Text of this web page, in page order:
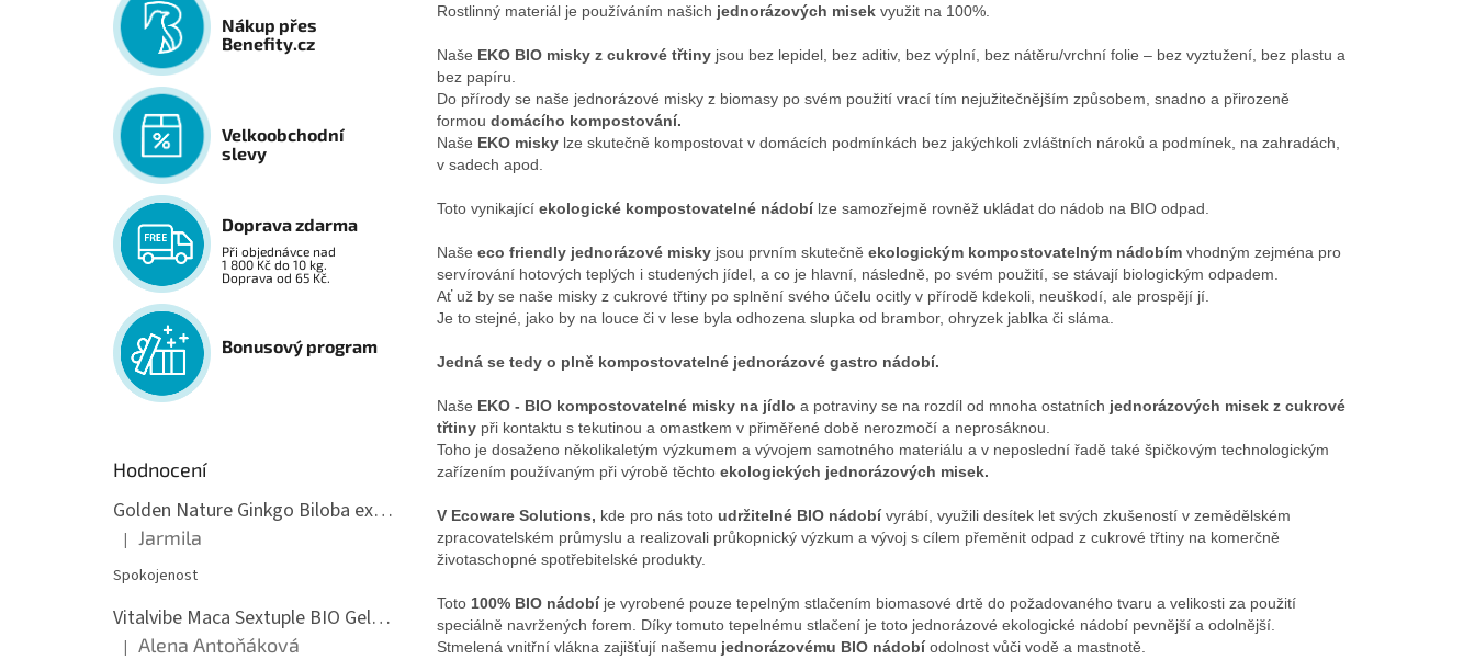
Nákup přes
Benefity.cz
Velkoobchodní
slevy
Doprava zdarma
Při objednávce nad
1 800 Kč do 10 kg.
Doprava od 65 Kč.
Bonusový program
Hodnocení
Golden Nature Ginkgo Biloba extrakt 50:1 60mg, 100 kapslí
Hodnocení produktu je 5 z 5 hvězdiček.
| Jarmila
Spokojenost
Vitalvibe Maca Sextuple BIO Gelatinized 3-Complex, 60 kapslí
Hodnocení produktu je 5 z 5 hvězdiček.
| Alena Antoňáková
Rostlinný materiál je používáním našich jednorázových misek využit na 100%.
Naše EKO BIO misky z cukrové třtiny jsou bez lepidel, bez aditiv, bez výplní, bez nátěru/vrchní folie – bez vyztužení, bez plastu a
bez papíru.
Do přírody se naše jednorázové misky z biomasy po svém použití vrací tím nejužitečnějším způsobem, snadno a přirozeně
formou domácího kompostování.
Naše EKO misky lze skutečně kompostovat v domácích podmínkách bez jakýchkoli zvláštních nároků a podmínek, na zahradách,
v sadech apod.
Toto vynikající ekologické kompostovatelné nádobílze samozřejmě rovněž ukládat do nádob na BIO odpad.
Naše eco friendly jednorázové misky jsou prvním skutečně ekologickým kompostovatelným nádobím vhodným zejména pro
servírování hotových teplých i studených jídel, a co je hlavní, následně, po svém použití, se stávají biologickým odpadem.
Ať už by se naše misky z cukrové třtiny po splnění svého účelu ocitly v přírodě kdekoli, neuškodí, ale prospějí jí.
Je to stejné, jako by na louce či v lese byla odhozena slupka od brambor, ohryzek jablka či sláma.
Jedná se tedy o plně kompostovatelné jednorázové gastro nádobí.
Naše EKO - BIO kompostovatelné misky na jídlo a potraviny se na rozdíl od mnoha ostatních jednorázových misek z cukrové
třtiny při kontaktu s tekutinou a omastkem v přiměřené době nerozmočí a neprosáknou.
Toho je dosaženo několikaletým výzkumem a vývojem samotného materiálu a v neposlední řadě také špičkovým technologickým
zařízením používaným při výrobě těchto ekologických jednorázových misek.
V Ecoware Solutions, kde pro nás toto udržitelné BIO nádobívyrábí, využili desítek let svých zkušeností v zemědělském
zpracovatelském průmyslu a realizovali průkopnický výzkum a vývoj s cílem přeměnit odpad z cukrové třtiny na komerčně
životaschopné spotřebitelské produkty.
Toto 100% BIO nádobíje vyrobené pouze tepelným stlačením biomasové drtě do požadovaného tvaru a velikosti za použití
speciálně navržených forem. Díky tomuto tepelnému stlačení je toto jednorázové ekologické nádobí pevnější a odolnější.
Stmelená vnitřní vlákna zajišťují našemu jednorázovému BIO nádobíodolnost vůči vodě a mastnotě.